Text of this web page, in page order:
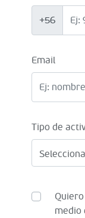
+56
Email
Tipo de
medio